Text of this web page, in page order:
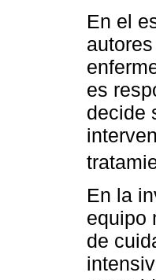
En el
es
decide
En la
equipo
de